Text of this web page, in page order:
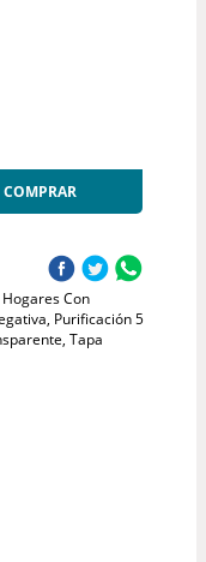
COMPRAR
Con
Purificación 5
Tapa